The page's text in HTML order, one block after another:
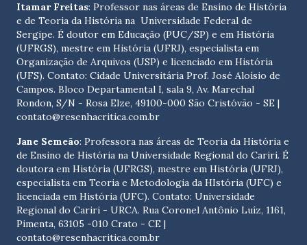
Itamar Freitas: Professor nas áreas de Ensino de História
e de Teoria da História na Universidade Federal de
Sergipe. É doutor em Educação (PUC/SP) e em História
(UFRGS), mestre em História (UFRJ), especialista em
Organização de Arquivos (USP) e licenciado em História
(UFS). Contato: Cidade Universitária Prof. José Aloísio de
Campos. Bloco Departamental I, sala 9, Av. Marechal
Rondon, S/N - Rosa Elze, 49100-000 São Cristóvão - SE |
contato@resenhacritica.com.br
Jane Semeão: Professora nas áreas de Teoria da História e
de Ensino de História na Universidade Regional do Cariri. É
doutora em História (UFRGS), mestre em História (UFRJ),
especialista em Teoria e Metodologia da HIstória (UFC) e
licenciada em História (UFC). Contato: Universidade
Regional do Cariri - URCA. Rua Coronel Antônio Luíz, 1161,
Pimenta, 63105 -010 Crato - CE |
contato@resenhacritica.com.br